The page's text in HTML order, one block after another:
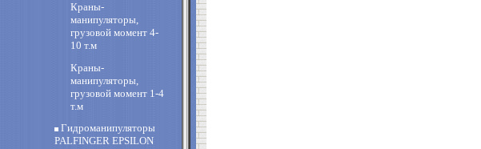
Краны-
манипуляторы,
грузовой момент 4-
10 т.м
Краны-
манипуляторы,
грузовой момент 1-4
т.м
Гидроманипуляторы
PALFINGER EPSILON